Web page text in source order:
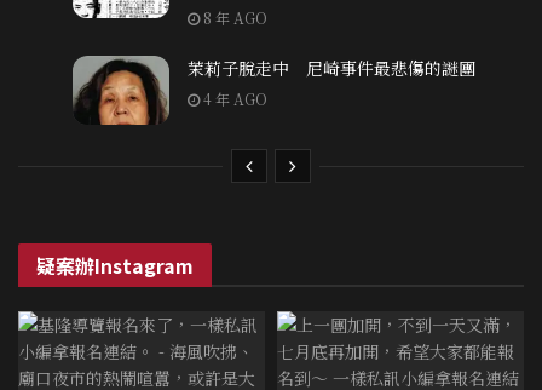
8 年 AGO
茉莉子脫走中 尼崎事件最悲傷的謎團
4 年 AGO
疑案辦Instagram